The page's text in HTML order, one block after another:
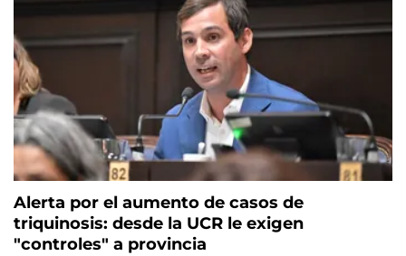
Alerta por el aumento de casos de
triquinosis: desde la UCR le exigen
"controles" a provincia